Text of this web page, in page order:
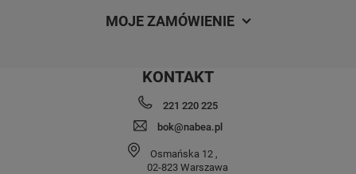
MOJE ZAMÓWIENIE
KONTAKT
221 220 225
bok@nabea.pl
Osmańska 12 ,
02-823 Warszawa